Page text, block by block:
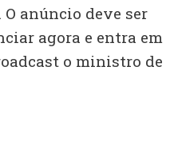
anúncio deve ser
agora e entra em
o ministro de